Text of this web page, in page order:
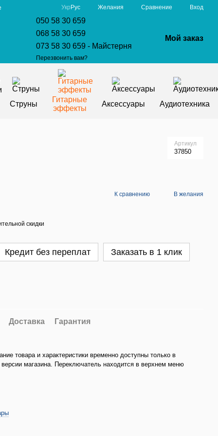
Укр Рус Желания Сравнение Вход
050 58 30 659
068 58 30 659
073 58 30 659 - Майстерня
Перезвонить вам?
Мой заказ
Струны
Гитарные
эффекты
Аксессуары Аудиотехника
Артикул
37850
К сравнению В желания
скидки
Кредит без переплат Заказать в 1 клик
Доставка
Гарантия
товара и характеристики временно доступны только в
версии магазина. Переключатель находится в верхнем меню